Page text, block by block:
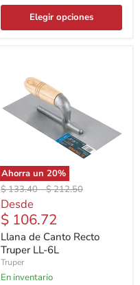
Elegir opciones
Ahorra un 20%
Precio
original
$ 133.40-Precio
$ 212.50
Desde
$ 106.72
Llana de Canto Recto
Truper LL-6L
Truper
En inventario